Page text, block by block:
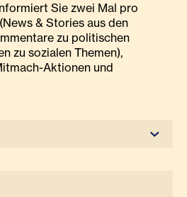
Sie zwei Mal pro
& Stories aus den
zu politischen
zu sozialen Themen),
Aktionen und